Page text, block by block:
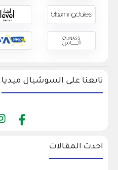
تابعنا على السوشيال ميديا
احدث المقالات